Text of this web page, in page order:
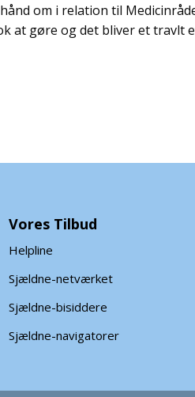
om i relation til
at gøre og det bliver et travlt
Vores Tilbud
Helpline
Sjældne-netværket
Sjældne-bisiddere
Sjældne-navigatorer